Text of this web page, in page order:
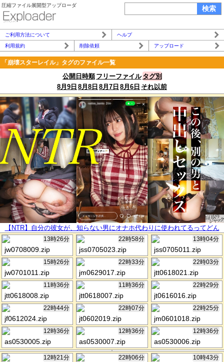
圧縮ファイル展開型アップローダ
ご利用方法について
ヘルプ
利用規約
削除依頼 アップロード
「崩壊スターレイル」タグのファイル一覧
公開日時順 フリーファイル タグ別
8月9日 8月8日 8月7日 8月6日 それ以前
【NTR】自分の彼女が、知らない男にオナホ代わりに使われてるってどん
な気持ち？？
13時26分
jw0708009.zip
22時58分
jss0705023.zip
13時04分
jss0705011.zip
15時26分
jw0701011.zip
22時33分
jm0629017.zip
22時03分
jtt0618021.zip
11時36分
jtt0618008.zip
11時36分
jtt0618007.zip
22時29分
jt0616016.zip
22時44分
jf0612024.zip
22時07分
jt0602019.zip
22時25分
jm0601018.zip
12時36分
as0530005.zip
12時36分
as0530007.zip
12時36分
as0530006.zip
12時21分 22時06分 10時43分